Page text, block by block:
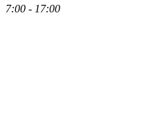
7:00 - 17:00